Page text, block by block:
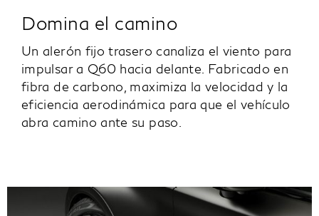
Domina el camino
Un alerón fijo trasero canaliza el viento para
impulsar a Q60 hacia delante. Fabricado en
fibra de carbono, maximiza la velocidad y la
eficiencia aerodinámica para que el vehículo
abra camino ante su paso.